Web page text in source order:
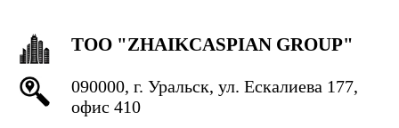
TOO "ZHAIKCASPIAN GROUP"
090000, г. Уральск, ул. Ескалиева 177,
офис 410